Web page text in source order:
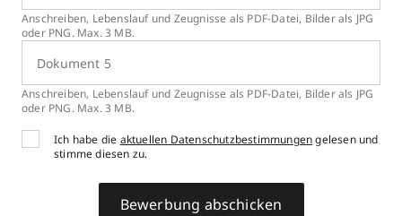
Anschreiben, Lebenslauf und Zeugnisse als PDF-Datei, Bilder als JPG
oder PNG. Max. 3 MB.
Dokument 5
Anschreiben, Lebenslauf und Zeugnisse als PDF-Datei, Bilder als JPG
oder PNG. Max. 3 MB.
Ich habe die aktuellen Datenschutzbestimmungengelesen und
stimme diesen zu.
Bewerbung abschicken